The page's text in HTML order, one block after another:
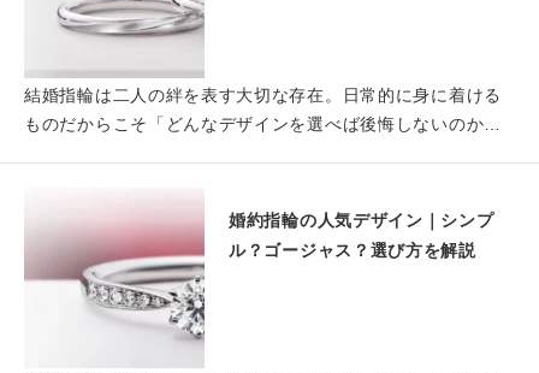
結婚指輪は二人の絆を表す大切な存在。日常的に身に着ける
ものだからこそ「どんなデザインを選べば後悔しないのか」
婚約指輪の人気デザイン｜シンプ
ル？ゴージャス？選び方を解説